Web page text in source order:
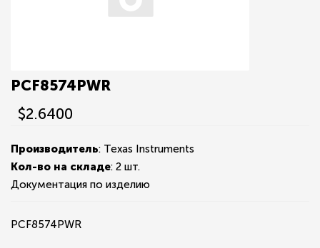
PCF8574PWR
$2.6400
Производитель: Texas Instruments
Кол-во на складе: 2 шт.
Документация по изделию
PCF8574PWR